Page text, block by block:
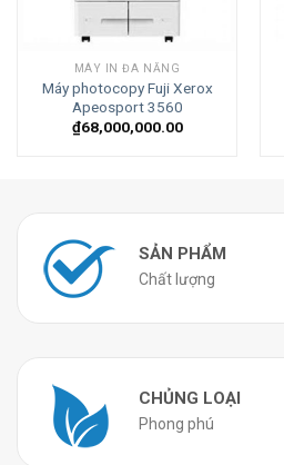
MÁY IN ĐA NĂNG
Máy photocopy Fuji Xerox
Apeosport 3560
₫68,000,000.00
SẢN PHẨM
Chất lượng
CHỦNG LOẠI
Phong phú